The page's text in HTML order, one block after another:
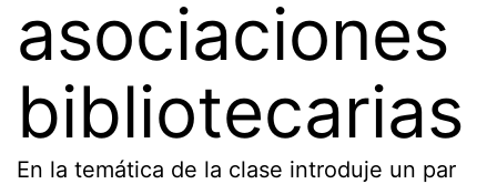
asociaciones
bibliotecarias
En la temática de la clase introduje un par